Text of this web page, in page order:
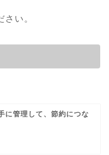
い。
に管理して、節約につな